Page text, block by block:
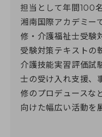
担当として年間100
湘南国際アカデミー
修・介護福祉士受験
受験対策テキストの
介護技能実習評価試
士の受け入れ支援、
修のプロデュースな
向けた幅広い活動を